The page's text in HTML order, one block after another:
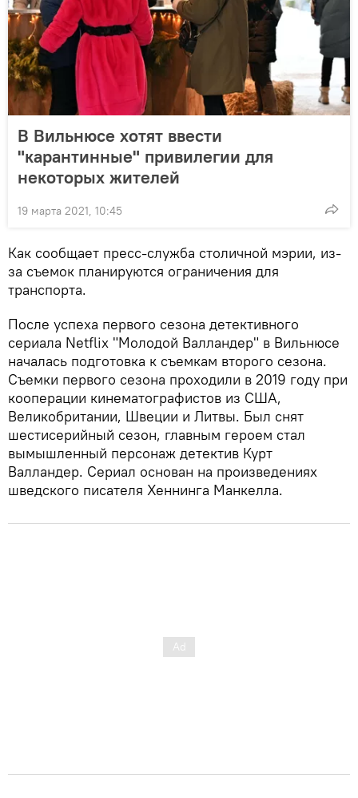
В Вильнюсе хотят ввести
"карантинные" привилегии для
некоторых жителей
19 марта 2021, 10:45
Как сообщает пресс-служба столичной мэрии, из-
за съемок планируются ограничения для
транспорта.
После успеха первого сезона детективного
сериала Netflix "Молодой Валландер" в Вильнюсе
началась подготовка к съемкам второго сезона.
Съемки первого сезона проходили в 2019 году при
кооперации кинематографистов из США,
Великобритании, Швеции и Литвы. Был снят
шестисерийный сезон, главным героем стал
вымышленный персонаж детектив Курт
Валландер. Сериал основан на произведениях
шведского писателя Хеннинга Манкелла.